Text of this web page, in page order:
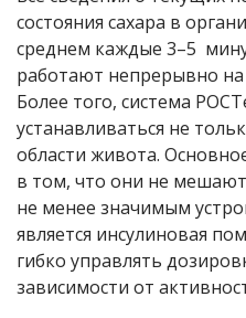
состояния сахара в
среднем каждые 3–5
работают непрерывно
Более того, система
устанавливаться не
области живота.
в том, что они не
не менее значимым
является инсулиновая
гибко управлять
зависимости от